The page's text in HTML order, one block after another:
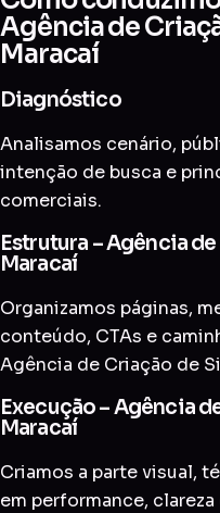
Agência de
Maracaí
Diagnóstico
Analisamos cenário,
intenção de busca e
comerciais.
Estrutura – Agência
Maracaí
Organizamos páginas,
conteúdo, CTAs e
Agência de Criação de
Execução – Agência
Maracaí
Criamos a parte visual,
em performance,